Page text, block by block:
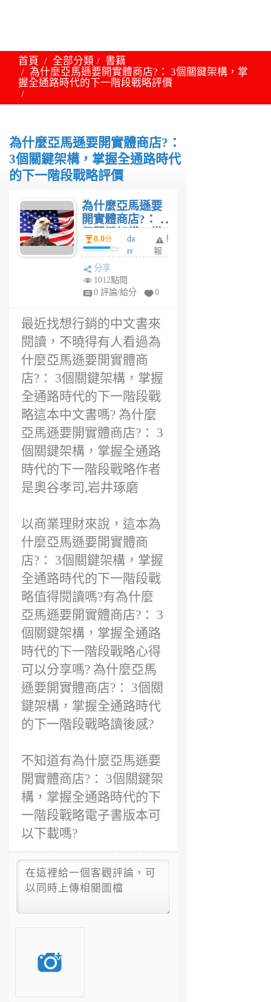
首頁 全部分類
書籍
為什麼亞馬遜要開實體商店?： 3個關鍵架構，掌
握全通路時代的下一階段戰略評價
為什麼亞馬遜要開實體商店?：
3個關鍵架構，掌握全通路時代
的下一階段戰略評價
為什麼亞馬遜要
開實體商店?： 3
個關鍵架構，掌
握全通路時代的
下一階段戰略評
價
0.0分
da
rr
年
舉
報
分享
1012點閱
0 評論/給分
0
最近找想行銷的中文書來
閱讀，不曉得有人看過為
什麼亞馬遜要開實體商
店?： 3個關鍵架構，掌握
全通路時代的下一階段戰
略這本中文書嗎? 為什麼
亞馬遜要開實體商店?： 3
個關鍵架構，掌握全通路
時代的下一階段戰略作者
是奧谷孝司,岩井琢磨
以商業理財來說，這本為
什麼亞馬遜要開實體商
店?： 3個關鍵架構，掌握
全通路時代的下一階段戰
略值得閱讀嗎?有為什麼
亞馬遜要開實體商店?： 3
個關鍵架構，掌握全通路
時代的下一階段戰略心得
可以分享嗎? 為什麼亞馬
遜要開實體商店?： 3個關
鍵架構，掌握全通路時代
的下一階段戰略讀後感?
不知道有為什麼亞馬遜要
開實體商店?： 3個關鍵架
構，掌握全通路時代的下
一階段戰略電子書版本可
以下載嗎?